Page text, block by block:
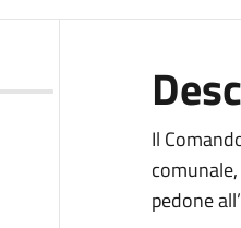
Il
pedone